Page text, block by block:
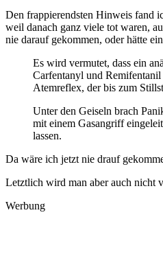
Den frappierendsten Hinweis fand
weil danach ganz viele tot waren,
nie darauf gekommen, oder hätte
Es wird vermutet, dass ein
Carfentanyl und
Atemreflex, der bis zum
Unter den Geiseln brach
mit einem Gasangriff
lassen.
Da wäre ich jetzt nie drauf
Letztlich wird man aber auch nicht
Werbung